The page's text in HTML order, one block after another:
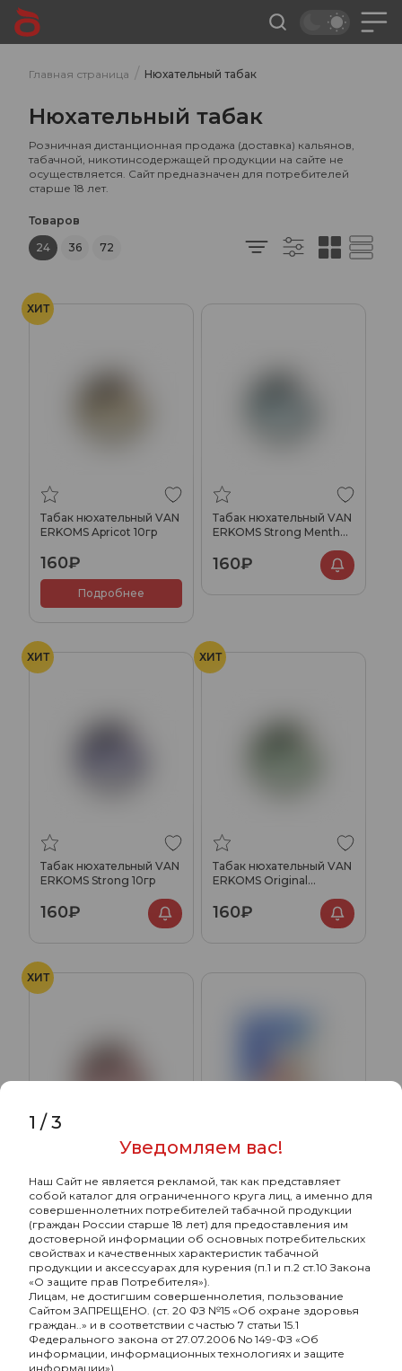
Главная страница / Нюхательный табак
Нюхательный табак
Розничная дистанционная продажа (доставка) кальянов,
табачной, никотинсодержащей продукции на сайте не
осуществляется. Сайт предназначен для потребителей
старше 18 лет.
Товаров
24
36 72
ХИТ
Табак нюхательный VAN
ERKOMS Apricot 10гр
160₽
Подробнее
Табак нюхательный VAN
ERKOMS Strong Menthol
160₽
ХИТ
Табак нюхательный VAN
ERKOMS Strong 10гр
160₽
ХИТ
Табак нюхательный VAN
ERKOMS Original
160₽
ХИТ
Табак нюхательный VAN
ERKOMS Cherry 10гр
160₽
Табак нюхательный
WALTER RALEIGH Red
Bull (фольгированный
пакетик) 10гр
265₽
ХИТ
1 /3
Уведомляем вас!
Наш Сайт не является рекламой, так как представляет
собой каталог для ограниченного круга лиц, а именно для
совершеннолетних потребителей табачной продукции
(граждан России старше 18 лет) для предоставления им
достоверной информации об основных потребительских
свойствах и качественных характеристик табачной
продукции и аксессуарах для курения (п.1 и п.2 ст.10 Закона
«О защите прав Потребителя»).
Лицам, не достигшим совершеннолетия, пользование
Сайтом ЗАПРЕЩЕНО. (ст. 20 ФЗ №15 «Об охране здоровья
граждан..» и в соответствии с частью 7 статьи 15.1
Федерального закона от 27.07.2006 No 149-ФЗ «Об
информации, информационных технологиях и защите
информации»)